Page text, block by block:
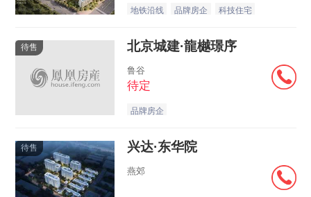
地铁沿线 品牌房企 科技住宅
待售 北京城建·龍樾璟序
鲁谷
待定
品牌房企
待售 兴达·东华院
燕郊